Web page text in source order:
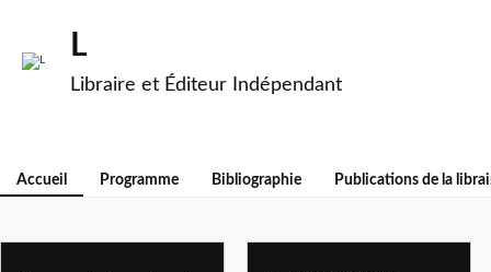
L
Libraire et Éditeur Indépendant
Accueil Programme Bibliographie Publications de la